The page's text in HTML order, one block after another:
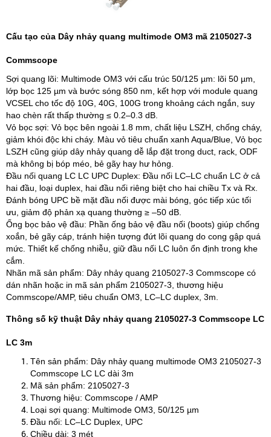
Cấu tạo của Dây nhảy quang multimode OM3 mã 2105027‑3
Commscope
Sợi quang lõi: Multimode OM3 với cấu trúc 50/125 µm: lõi 50 µm,
lớp bọc 125 µm và bước sóng 850 nm, kết hợp với module quang
VCSEL cho tốc độ 10G, 40G, 100G trong khoảng cách ngắn, suy
hao chèn rất thấp thường ≤ 0.2–0.3 dB.
Vỏ bọc sợi: Vỏ bọc bên ngoài 1.8 mm, chất liệu LSZH, chống cháy,
giảm khói độc khi cháy. Màu vỏ tiêu chuẩn xanh Aqua/Blue, Vỏ bọc
LSZH cũng giúp dây nhảy quang dễ lắp đặt trong duct, rack, ODF
mà không bị bóp méo, bẻ gãy hay hư hỏng.
Đầu nối quang LC LC UPC Duplex: Đầu nối LC–LC chuẩn LC ở cả
hai đầu, loại duplex, hai đầu nối riêng biệt cho hai chiều Tx và Rx.
Đánh bóng UPC bề mặt đầu nối được mài bóng, góc tiếp xúc tối
ưu, giảm độ phản xạ quang thường ≥ –50 dB.
Ống bọc bảo vệ đầu: Phần ống bảo vệ đầu nối (boots) giúp chống
xoắn, bẻ gãy cáp, tránh hiện tượng đứt lõi quang do cong gập quá
mức. Thiết kế chống nhiễu, giữ đầu nối LC luôn ổn định trong khe
cắm.
Nhãn mã sản phẩm: Dây nhảy quang 2105027‑3 Commscope có
dán nhãn hoặc in mã sản phẩm 2105027‑3, thương hiệu
Commscope/AMP, tiêu chuẩn OM3, LC–LC duplex, 3m.
Thông số kỹ thuật Dây nhảy quang 2105027‑3 Commscope LC
LC 3m
Tên sản phẩm: Dây nhảy quang multimode OM3 2105027‑3
Commscope LC LC dài 3m
Mã sản phẩm: 2105027‑3
Thương hiệu: Commscope / AMP
Loại sợi quang: Multimode OM3, 50/125 µm
Đầu nối: LC–LC Duplex, UPC
Chiều dài: 3 mét